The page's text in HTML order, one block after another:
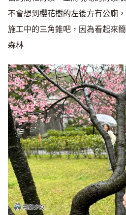
不會想到櫻花樹的左後方有公廁
施工中的三角錐吧，因為看起來
森林